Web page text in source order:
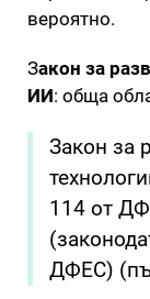
вероятно.
Закон за
ИИ: обща
Закон за
114 от
ДФЕС)